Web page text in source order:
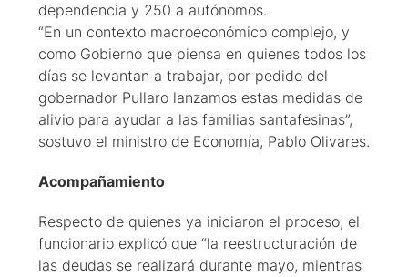
dependencia y 250 a autónomos.
“En un contexto macroeconómico complejo, y
como Gobierno que piensa en quienes todos los
días se levantan a trabajar, por pedido del
gobernador Pullaro lanzamos estas medidas de
alivio para ayudar a las familias santafesinas”,
sostuvo el ministro de Economía, Pablo Olivares.
Acompañamiento
Respecto de quienes ya iniciaron el proceso, el
funcionario explicó que “la reestructuración de
las deudas se realizará durante mayo, mientras